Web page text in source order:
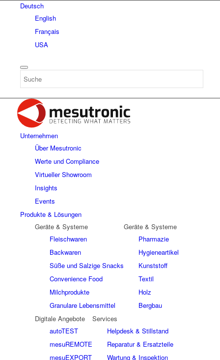
Deutsch
English
Français
USA
Unternehmen
Über Mesutronic
Werte und Compliance
Virtueller Showroom
Insights
Events
Produkte & Lösungen
Geräte & Systeme
Fleischwaren
Backwaren
Süße und Salzige Snacks
Convenience Food
Milchprodukte
Granulare Lebensmittel
Geräte & Systeme
Pharmazie
Hygieneartikel
Kunststoff
Textil
Holz
Bergbau
Digitale Angebote
autoTEST
mesuREMOTE
mesuEXPORT
Services
Helpdesk & Stillstand
Reparatur & Ersatzteile
Wartung & Inspektion